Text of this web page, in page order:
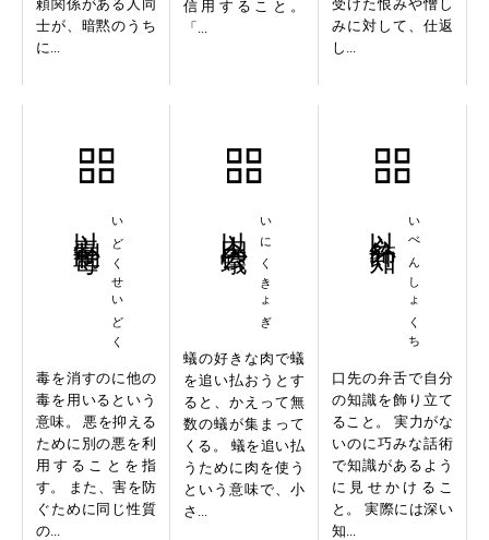
頼関係がある人同
士が、暗黙のうち
に...
信用すること。
「...
受けた恨みや憎し
みに対して、仕返
し...
いどくせいどく
毒を消すのに他の
毒を用いるという
意味。 悪を抑える
ために別の悪を利
用することを指
す。 また、害を防
ぐために同じ性質
の...
いにくきょぎ
蟻の好きな肉で蟻
を追い払おうとす
ると、かえって無
数の蟻が集まって
くる。 蟻を追い払
うために肉を使う
という意味で、小
さ...
いべんしょくち
口先の弁舌で自分
の知識を飾り立て
ること。 実力がな
いのに巧みな話術
で知識があるよう
に見せかけるこ
と。 実際には深い
知...